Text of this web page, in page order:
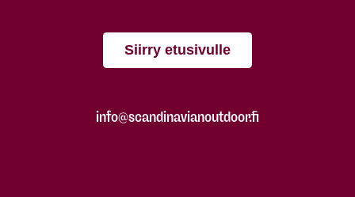
Siirry etusivulle
info@scandinavianoutdoor.fi